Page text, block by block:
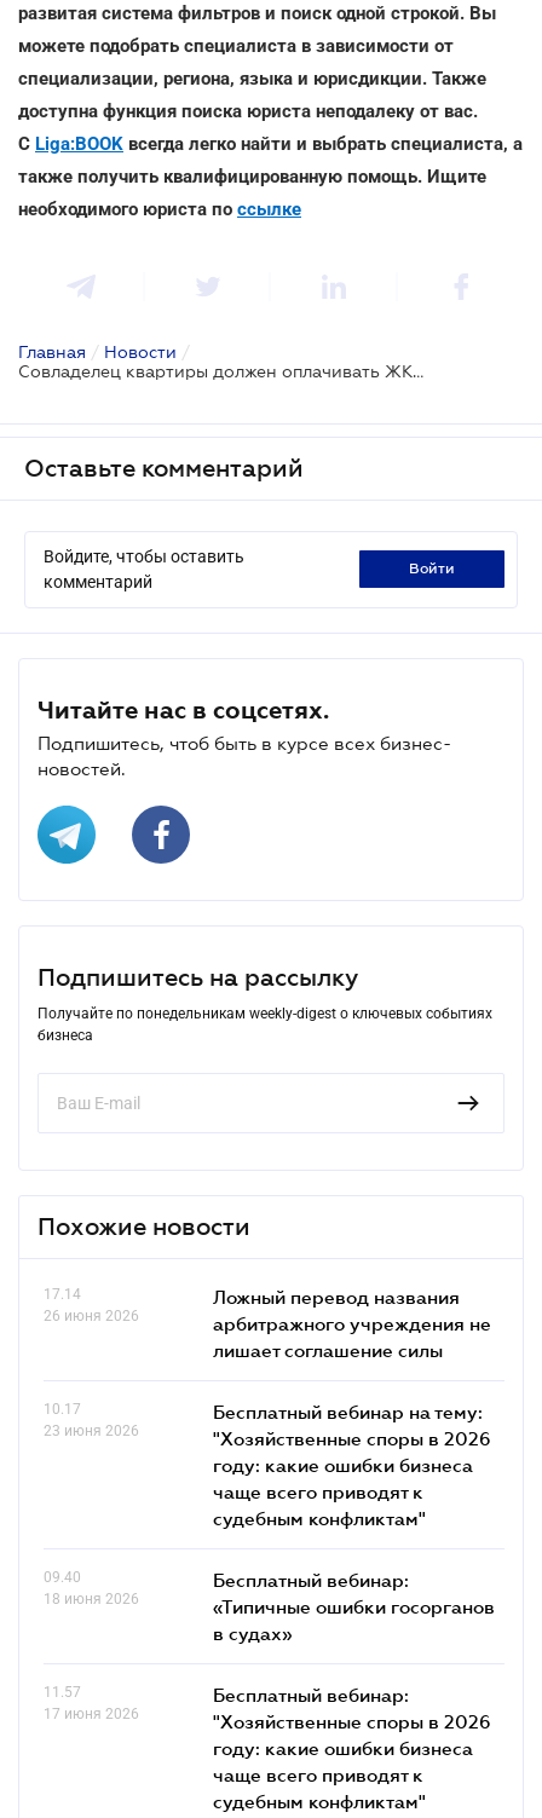
развитая система фильтров и поиск одной строкой. Вы
можете подобрать специалиста в зависимости от
специализации, региона, языка и юрисдикции. Также
доступна функция поиска юриста неподалеку от вас.
С Liga:BOOK всегда легко найти и выбрать специалиста, а
также получить квалифицированную помощь. Ищите
необходимого юриста по ссылке
Главная / Новости /
Совладелец квартиры должен оплачивать ЖКХ услуги, даже если ими не пользовался: ВС
Оставьте комментарий
Войдите, чтобы оставить
комментарий
войти
Читайте нас в соцсетях.
Подпишитесь, чтоб быть в курсе всех бизнес-
новостей.
Подпишитесь на рассылку
Получайте по понедельникам weekly-digest о ключевых событиях
бизнеса
Похожие новости
17.14
26 июня 2026
Ложный перевод названия
арбитражного учреждения не
лишает соглашение силы
10.17
23 июня 2026
Бесплатный вебинар на тему:
"Хозяйственные споры в 2026
году: какие ошибки бизнеса
чаще всего приводят к
судебным конфликтам"
09.40
18 июня 2026
Бесплатный вебинар:
«Типичные ошибки госорганов
в судах»
11.57
17 июня 2026
Бесплатный вебинар:
"Хозяйственные споры в 2026
году: какие ошибки бизнеса
чаще всего приводят к
судебным конфликтам"